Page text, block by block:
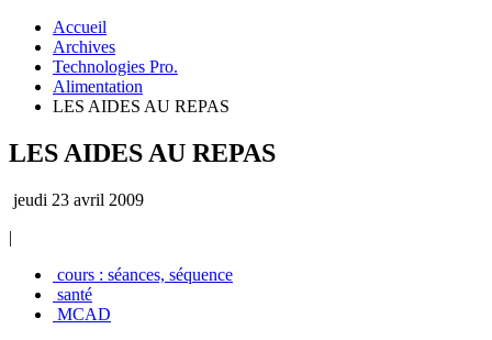
Accueil
Archives
Technologies Pro.
Alimentation
LES AIDES AU REPAS
LES AIDES AU REPAS
jeudi 23 avril 2009
|
cours : séances, séquence
santé
MCAD